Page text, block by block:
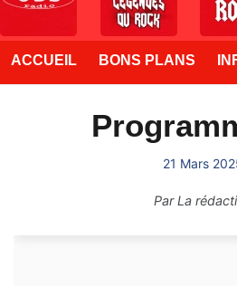
ACCUEIL BONS PLANS
21 Mars
ParLa